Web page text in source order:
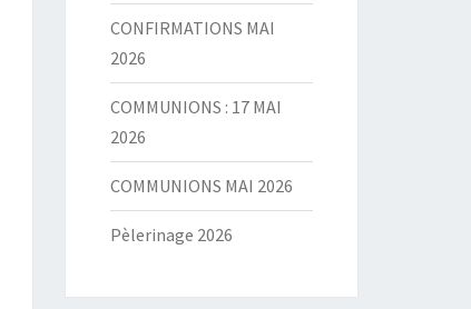
CONFIRMATIONS MAI
2026
COMMUNIONS : 17 MAI
2026
COMMUNIONS MAI 2026
Pèlerinage 2026